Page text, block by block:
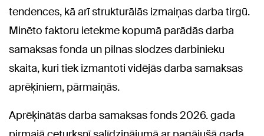
tendences, kā arī strukturālās izmaiņas darba tirgū.
Minēto faktoru ietekme kopumā parādās darba
samaksas fonda un pilnas slodzes darbinieku
skaita, kuri tiek izmantoti vidējās darba samaksas
aprēķiniem, pārmaiņās.
Aprēķinātās darba samaksas fonds 2026. gada